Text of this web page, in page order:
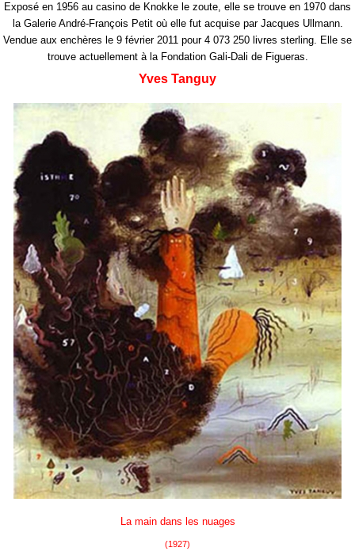
Exposé en 1956 au casino de Knokke le zoute, elle se trouve en 1970 dans
la Galerie André-François Petit où elle fut acquise par Jacques Ullmann.
Vendue aux enchères le 9 février 2011 pour 4 073 250 livres sterling. Elle se
trouve actuellement à la Fondation Gali-Dali de Figueras.
Yves Tanguy
La main dans les nuages
(1927)